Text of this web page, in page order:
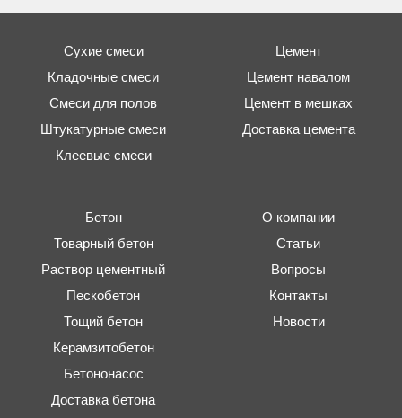
Сухие смеси
Кладочные смеси
Смеси для полов
Штукатурные смеси
Клеевые смеси
Цемент
Цемент навалом
Цемент в мешках
Доставка цемента
Бетон
Товарный бетон
Раствор цементный
Пескобетон
Тощий бетон
Керамзитобетон
Бетононасос
Доставка бетона
О компании
Статьи
Вопросы
Контакты
Новости